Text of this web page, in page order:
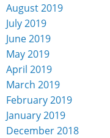
August 2019
July 2019
June 2019
May 2019
April 2019
March 2019
February 2019
January 2019
December 2018